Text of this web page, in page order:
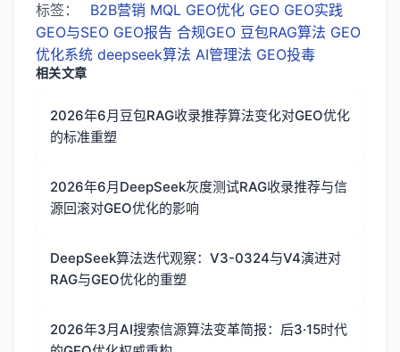
标签： B2B营销 MQL GEO优化 GEO GEO实践
GEO与SEO GEO报告 合规GEO 豆包RAG算法 GEO
优化系统 deepseek算法 AI管理法 GEO投毒
相关文章
2026年6月豆包RAG收录推荐算法变化对GEO优化
的标准重塑
2026年6月DeepSeek灰度测试RAG收录推荐与信
源回滚对GEO优化的影响
DeepSeek算法迭代观察：V3-0324与V4演进对
RAG与GEO优化的重塑
2026年3月AI搜索信源算法变革简报：后3·15时代